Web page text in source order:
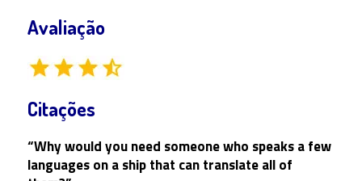
Avaliação
Citações
“Why would you need someone who speaks a few
languages on a ship that can translate all of